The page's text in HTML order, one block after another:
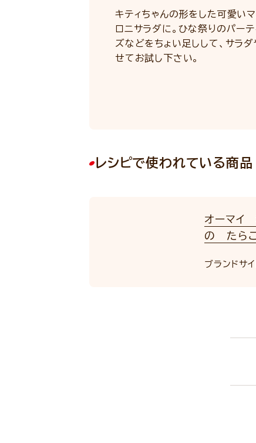
キティちゃんの形をした可愛い
ロニサラダに。ひな祭りのパー
ズなどをちょい足しして、サラ
せてお試し下さい。
レシピで使われている商品
オーマイ
の たらこ
ブランドサイ